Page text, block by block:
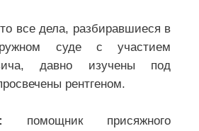
все дела, разбиравшиеся в
суде с участием
давно изучены под
рентгеном.
помощник присяжного